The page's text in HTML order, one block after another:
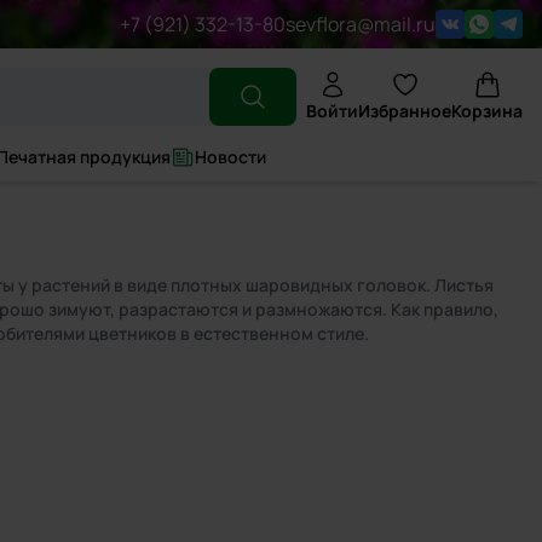
+7 (921) 332-13-80sevflora@mail.ru
ВойтиИзбранноеКорзина
продукция
Новости
у растений в виде плотных шаровидных головок. Листья
зимуют, разрастаются и размножаются. Как правило,
цветников в естественном стиле.